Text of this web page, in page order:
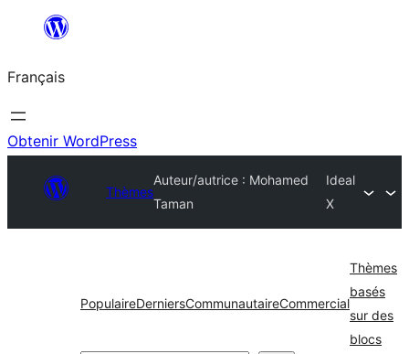
contenu
Français
Obtenir WordPress
Thèmes
Auteur/autrice : Mohamed
Taman
Ideal
X
PopulaireDerniersCommunautaireCommercial
Thèmes
basés
sur des
blocs